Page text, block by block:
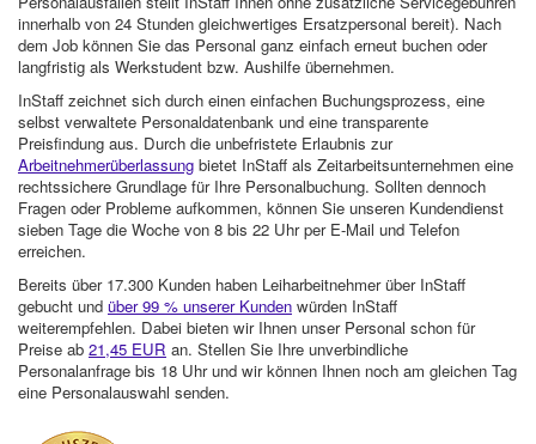
innerhalb von 24 Stunden gleichwertiges Ersatzpersonal bereit). Nach
dem Job können Sie das Personal ganz einfach erneut buchen oder
langfristig als Werkstudent bzw. Aushilfe übernehmen.
InStaff zeichnet sich durch einen einfachen Buchungsprozess, eine
selbst verwaltete Personaldatenbank und eine transparente
Preisfindung aus. Durch die unbefristete Erlaubnis zur
Arbeitnehmerüberlassung bietet InStaff als Zeitarbeitsunternehmen eine
rechtssichere Grundlage für Ihre Personalbuchung. Sollten dennoch
Fragen oder Probleme aufkommen, können Sie unseren Kundendienst
sieben Tage die Woche von 8 bis 22 Uhr per E-Mail und Telefon
erreichen.
Bereits über 17.300 Kunden haben Leiharbeitnehmer über InStaff
gebucht und über 99 % unserer Kunden würden InStaff
weiterempfehlen. Dabei bieten wir Ihnen unser Personal schon für
Preise ab 21,45 EUR an. Stellen Sie Ihre unverbindliche
Personalanfrage bis 18 Uhr und wir können Ihnen noch am gleichen Tag
eine Personalauswahl senden.